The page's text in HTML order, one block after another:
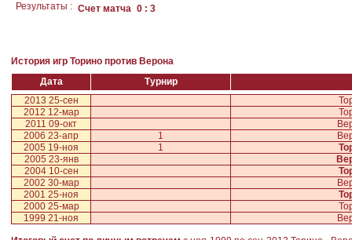
Результаты : Счет матча 0 : 3
История игр Торино против Верона
Дата
Турнир
2013 25-сен
2012 12-мар
2011 09-окт
2006 23-апр
1
2005 19-ноя
1
2005 23-янв
2004 10-сен
2002 30-мар
2001 25-ноя
2000 25-мар
1999 21-ноя